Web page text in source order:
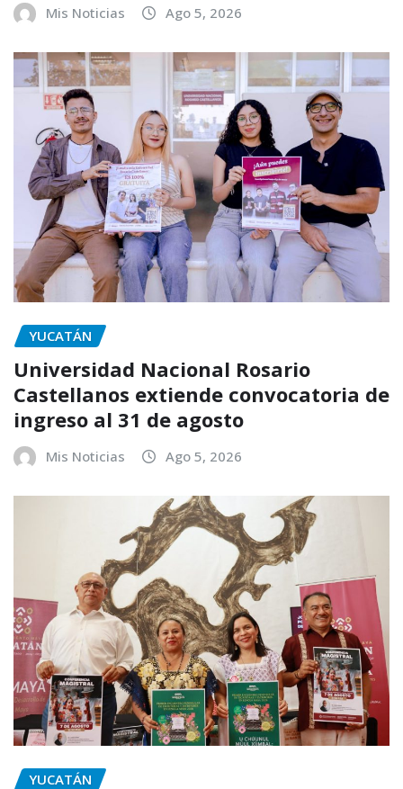
Mis Noticias Ago 5, 2026
YUCATÁN
Universidad Nacional Rosario
Castellanos extiende convocatoria de
ingreso al 31 de agosto
Mis Noticias Ago 5, 2026
YUCATÁN